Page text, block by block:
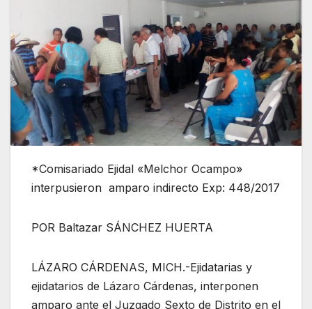
*Comisariado Ejidal «Melchor Ocampo»
interpusieron amparo indirecto Exp: 448/2017
POR Baltazar SÁNCHEZ HUERTA
LÁZARO CÁRDENAS, MICH.-Ejidatarias y
ejidatarios de Lázaro Cárdenas, interponen
amparo ante el Juzgado Sexto de Distrito en el